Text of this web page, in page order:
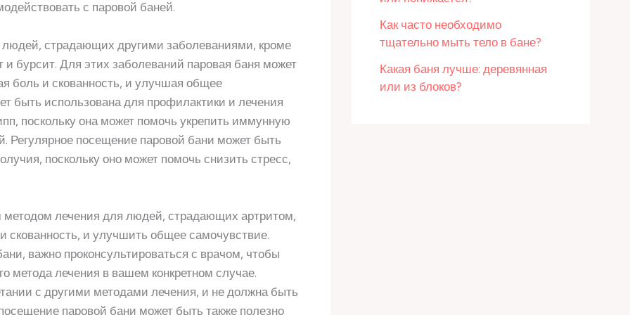
с паровой баней.
страдающих другими заболеваниями, кроме
бурсит. Для этих заболеваний паровая баня может
боль и скованность, и улучшая общее
быть использована для профилактики и лечения
поскольку она может помочь укрепить иммунную
Регулярное посещение паровой бани может быть
поскольку оно может помочь снизить стресс,
лечения для людей, страдающих артритом,
скованность, и улучшить общее самочувствие.
важно проконсультироваться с врачом, чтобы
метода лечения в вашем конкретном случае.
с другими методами лечения, и не должна быть
паровой бани может быть также полезно
Как часто необходимо
тщательно мыть тело в бане?
Какая баня лучше: деревянная
или из блоков?